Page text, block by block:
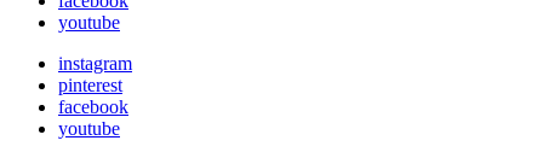
youtube
instagram
pinterest
facebook
youtube